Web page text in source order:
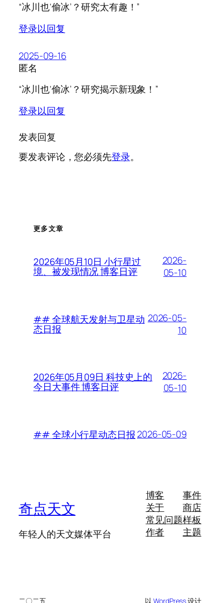
“冰川也‘偷冰’？研究太有趣！”
登录以回复
2025-09-16
匿名
“冰川也‘偷冰’？研究揭示新现象！”
登录以回复
发表回复
要发表评论，您必须先登录。
更多文章
2026年05月10日 小行星过
境、被发现情况 博客日评
2026-
05-10
## 全球航天发射与卫星动
态日报
2026-05-
10
2026年05月09日 科技史上的
今日大事件 博客日评
2026-
05-10
## 全球小行星动态日报2026-05-09
奇点天文
年轻人的天文媒体平台
博客
关于
常见问题
作者
事件
商店
样板
主题
二〇二五 以WordPress设计